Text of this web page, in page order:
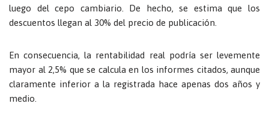
luego del cepo cambiario. De hecho, se estima que los
descuentos llegan al 30% del precio de publicación.
En consecuencia, la rentabilidad real podría ser levemente
mayor al 2,5% que se calcula en los informes citados, aunque
claramente inferior a la registrada hace apenas dos años y
medio.